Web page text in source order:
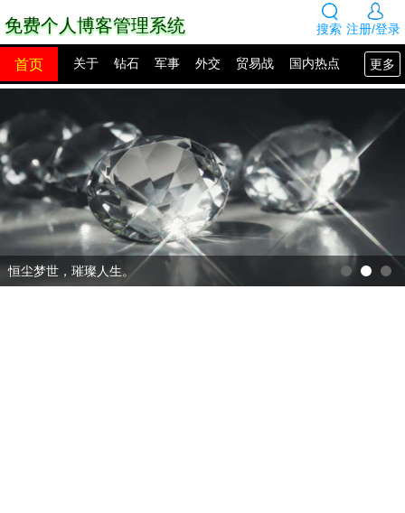
注册/登录
搜索
免费个人博客管理系统
更多
首页 关于 钻石 军事 外交 贸易战 国内热点
网站模板 源码下载 创业赚钱 图片展示 留言板
恒尘梦世，璀璨人生。